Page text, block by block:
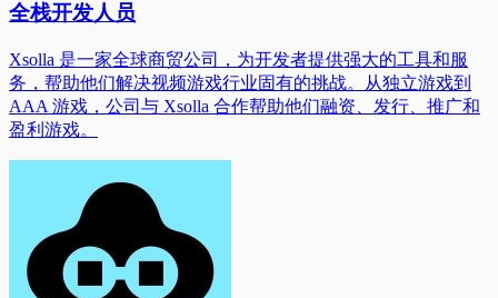
全栈开发人员
Xsolla 是一家全球商贸公司，为开发者提供强大的工具和服
务，帮助他们解决视频游戏行业固有的挑战。从独立游戏到
AAA 游戏，公司与 Xsolla 合作帮助他们融资、发行、推广和
盈利游戏。